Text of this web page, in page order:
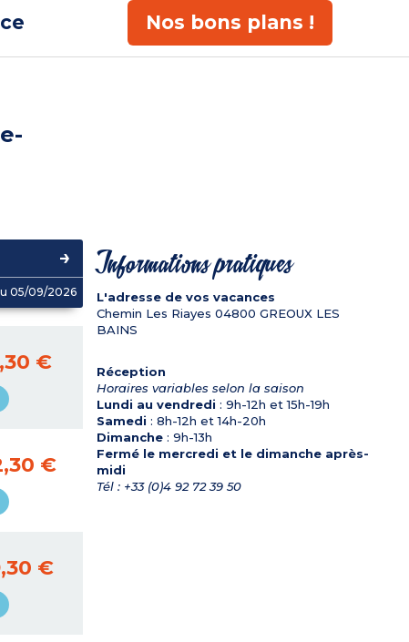
Nos bons plans !
05/09/2026
€
€
€
Informations pratiques
L'adresse de vos vacances
Chemin Les Riayes 04800 GREOUX LES
BAINS
Réception
Horaires variables selon la saison
Lundi au vendredi : 9h-12h et 15h-19h
Samedi : 8h-12h et 14h-20h
Dimanche: 9h-13h
Fermé le mercredi et le dimanche après-
midi
Tél : +33 (0)4 92 72 39 50